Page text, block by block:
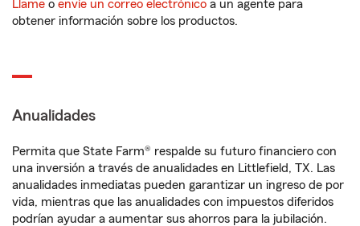
Llame o envíe un correo electrónico a un agente para
obtener información sobre los productos.
Anualidades
Permita que State Farm® respalde su futuro financiero con
una inversión a través de anualidades en Littlefield, TX. Las
anualidades inmediatas pueden garantizar un ingreso de por
vida, mientras que las anualidades con impuestos diferidos
podrían ayudar a aumentar sus ahorros para la jubilación.